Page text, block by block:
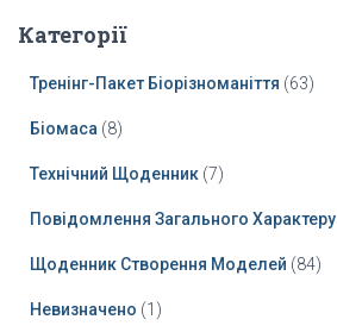
Категорії
Тренінг-Пакет Біорізноманіття (63)
Біомаса (8)
Технічний Щоденник (7)
Повідомлення Загального Характеру
Щоденник Створення Моделей (84)
Невизначено (1)